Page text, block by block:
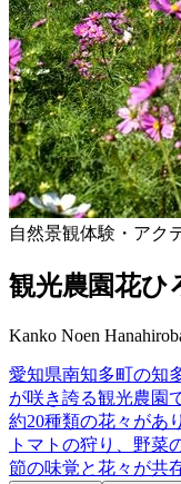
自然景観体験・アク
観光農園花ひ
Kanko Noen
愛知県南知多町の知
が咲き誇る観光農園
約20種類の花々があ
トマトの狩り、野菜
節の味覚と花々が共